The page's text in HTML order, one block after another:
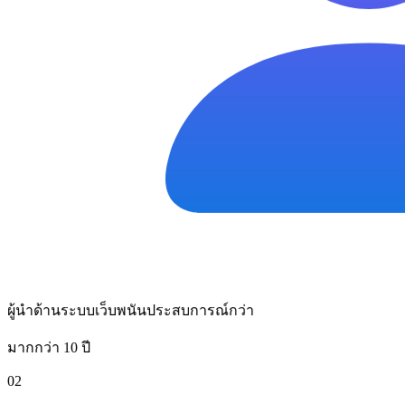
ผู้นำด้านระบบเว็บพนันประสบการณ์กว่า
มากกว่า 10 ปี
02